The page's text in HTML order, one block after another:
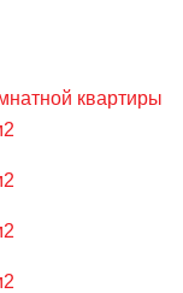
квартиры